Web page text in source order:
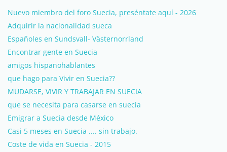
Nuevo miembro del foro Suecia, preséntate aquí - 2026
Adquirir la nacionalidad sueca
Españoles en Sundsvall- Västernorrland
Encontrar gente en Suecia
amigos hispanohablantes
que hago para Vivir en Suecia??
MUDARSE, VIVIR Y TRABAJAR EN SUECIA
que se necesita para casarse en suecia
Emigrar a Suecia desde México
Casi 5 meses en Suecia .... sin trabajo.
Coste de vida en Suecia - 2015